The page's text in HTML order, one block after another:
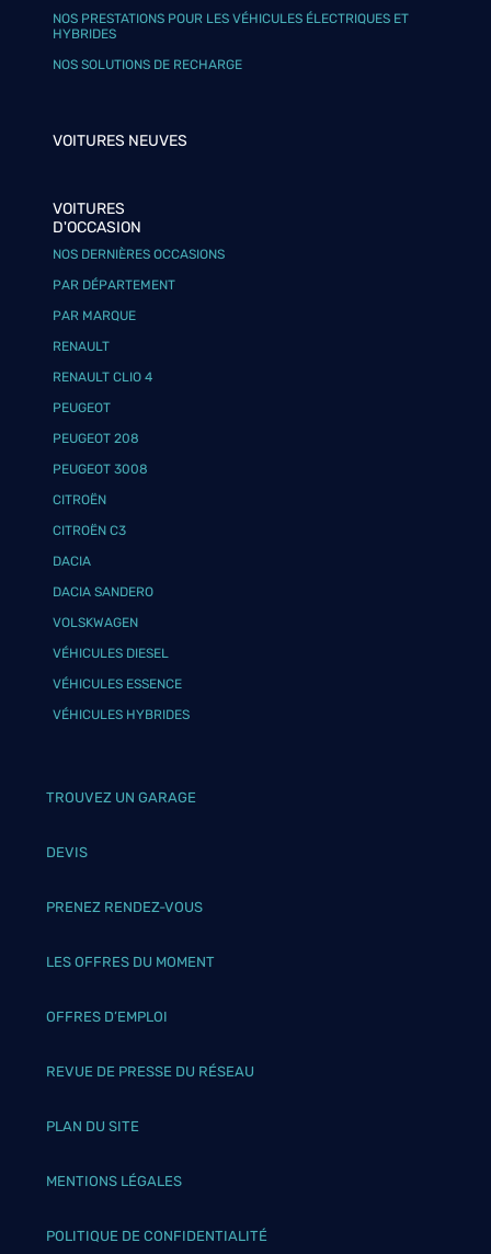
NOS PRESTATIONS POUR LES VÉHICULES ÉLECTRIQUES ET
HYBRIDES
NOS SOLUTIONS DE RECHARGE
VOITURES NEUVES
VOITURES
D'OCCASION
NOS DERNIÈRES OCCASIONS
PAR DÉPARTEMENT
PAR MARQUE
RENAULT
RENAULT CLIO 4
PEUGEOT
PEUGEOT 208
PEUGEOT 3008
CITROËN
CITROËN C3
DACIA
DACIA SANDERO
VOLSKWAGEN
VÉHICULES DIESEL
VÉHICULES ESSENCE
VÉHICULES HYBRIDES
TROUVEZ UN GARAGE
DEVIS
PRENEZ RENDEZ-VOUS
LES OFFRES DU MOMENT
OFFRES D’EMPLOI
REVUE DE PRESSE DU RÉSEAU
PLAN DU SITE
MENTIONS LÉGALES
POLITIQUE DE CONFIDENTIALITÉ